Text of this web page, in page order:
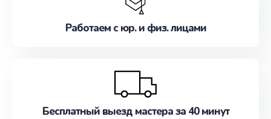
Работаем с юр. и физ. лицами
Бесплатный выезд мастера за 40 минут